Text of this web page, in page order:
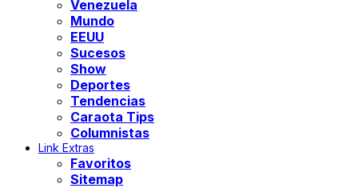
Venezuela
Mundo
EEUU
Sucesos
Show
Deportes
Tendencias
Caraota Tips
Columnistas
Link Extras
Favoritos
Sitemap